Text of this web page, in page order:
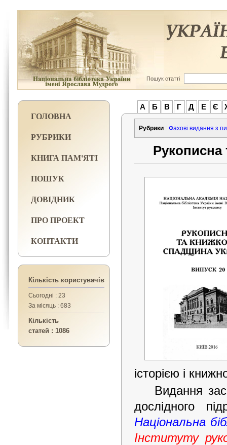
Пошук статті
ГОЛОВНА
РУБРИКИ
КНИГА ПАМ'ЯТІ
ПОШУК
ДОВІДНИК
ПРО ПРОЕКТ
КОНТАКТИ
Кількість користувачів
Сьогодні : 23
За місяць : 683
Кількість
статей : 1086
А Б В Г Д Е Є
Рубрики : Фахові видання з
Рукописна
історією і
Видання
дослідного
Національна
Інституту